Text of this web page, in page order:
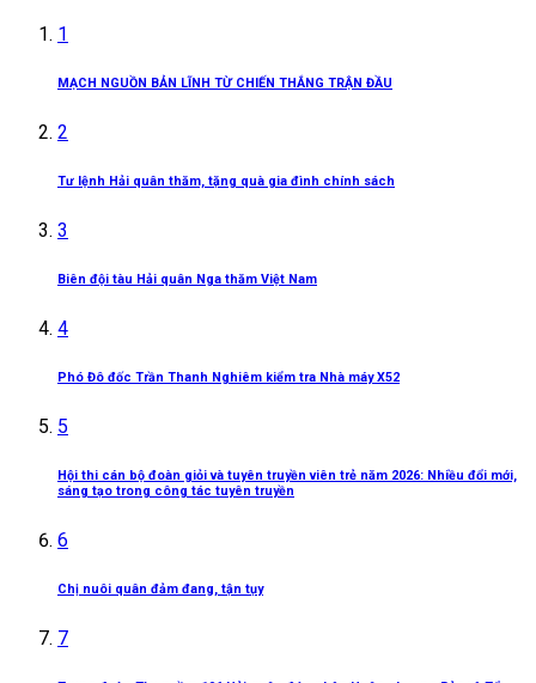
1
MẠCH NGUỒN BẢN LĨNH TỪ CHIẾN THẮNG TRẬN ĐẦU
2
Tư lệnh Hải quân thăm, tặng quà gia đình chính sách
3
Biên đội tàu Hải quân Nga thăm Việt Nam
4
Phó Đô đốc Trần Thanh Nghiêm kiểm tra Nhà máy X52
5
Hội thi cán bộ đoàn giỏi và tuyên truyền viên trẻ năm 2026: Nhiều đổi mới,
sáng tạo trong công tác tuyên truyền
6
Chị nuôi quân đảm đang, tận tụy
7